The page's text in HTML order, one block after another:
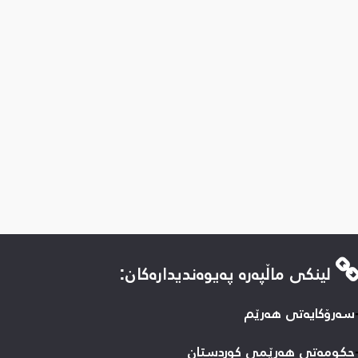
لینكی ماڵپه‌ره‌ په‌یوه‌ندیداره‌كان:
سه‌رۆکایه‌تی هه‌رێم
حكومه‌تی هه‌رێمی كوردستان